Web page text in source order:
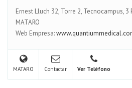
Ernest Lluch 32, Torre 2, Tecnocampus, 3
MATARO
Web Empresa:
MATARO Contactar Ver Teléfono